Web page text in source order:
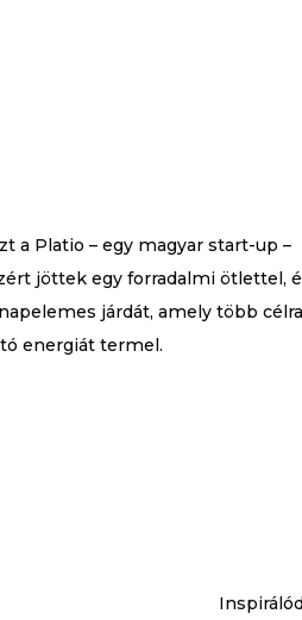
a Platio – egy magyar start-up –
jöttek egy forradalmi ötlettel,
járdát, amely több célra
energiát termel.